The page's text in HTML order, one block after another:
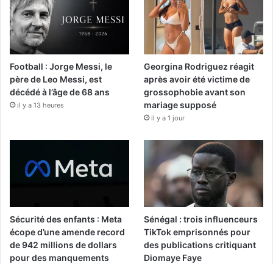
Football : Jorge Messi, le
père de Leo Messi, est
décédé à l’âge de 68 ans
il y a 13 heures
Georgina Rodriguez réagit
après avoir été victime de
grossophobie avant son
mariage supposé
il y a 1 jour
Sécurité des enfants : Meta
écope d’une amende record
de 942 millions de dollars
pour des manquements
Sénégal : trois influenceurs
TikTok emprisonnés pour
des publications critiquant
Diomaye Faye